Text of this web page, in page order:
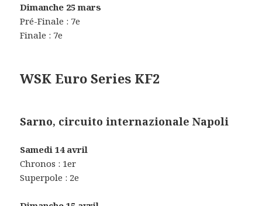
Dimanche 25 mars
Pré-Finale : 7e
Finale : 7e
WSK Euro Series KF2
Sarno, circuito internazionale Napoli
Samedi 14 avril
Chronos : 1er
Superpole : 2e